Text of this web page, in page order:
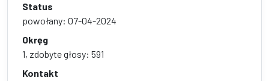
Status
powołany: 07-04-2024
Okręg
1, zdobyte głosy: 591
Kontakt